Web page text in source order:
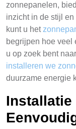
zonnepanelen,
inzicht in de stijl
kunt u het
begrijpen hoe veel
u op zoek bent
installeren we
duurzame energie
Installatie